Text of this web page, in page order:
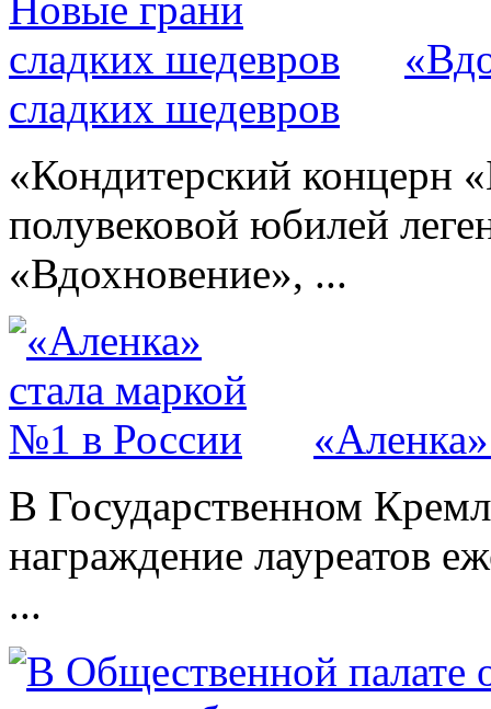
сладких шедевров
«Кондитерский концерн
полувековой юбилей
«Вдохновение», ...
В Государственном
награждение лауреатов
...